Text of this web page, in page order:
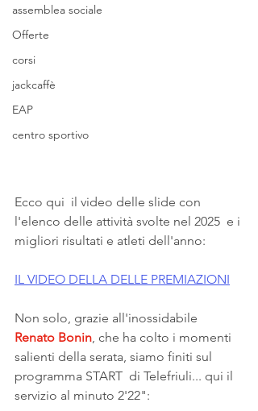
assemblea sociale
Offerte
corsi
jackcaffè
EAP
centro sportivo
Ecco qui  il video delle slide con
l'elenco delle attività svolte nel 2025  e i
migliori risultati e atleti dell'anno:
IL VIDEO DELLA DELLE PREMIAZIONI
Non solo, grazie all'inossidabile
Renato Bonin , che ha colto i momenti
salienti della serata, siamo finiti sul
programma START  di Telefriuli... qui il
servizio al minuto 2'22":